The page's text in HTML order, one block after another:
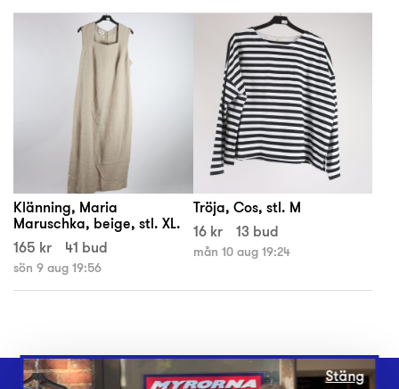
Klänning, Maria
Maruschka, beige, stl. XL.
165 kr
41 bud
sön 9 aug 19:56
Tröja, Cos, stl. M
16 kr
13 bud
mån 10 aug 19:24
Stäng